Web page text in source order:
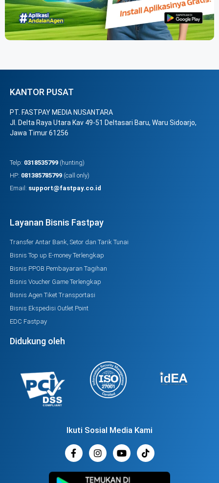
KANTOR PUSAT
PT. FASTPAY MEDIA NUSANTARA
Jl. Delta Raya Utara Kav 49-51 Deltasari Baru, Waru Sidoarjo,
Jawa Timur 61256
Telp: 0318535799 (hunting)
HP: 081385785799 (call only)
Email: support@fastpay.co.id
Layanan Bisnis Fastpay
Transfer Antar Bank, Setor dan Tarik Tunai
Bisnis Top up E-money Terlengkap
Bisnis PPOB Pembayaran Tagihan
Bisnis Voucher Game Terlengkap
Bisnis Agen Tiket Transportasi
Bisnis Ekspedisi Outlet Point
EDC Fastpay
Didukung oleh
Ikuti Sosial Media Kami